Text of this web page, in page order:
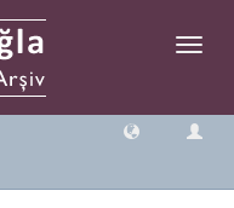
Geçiş